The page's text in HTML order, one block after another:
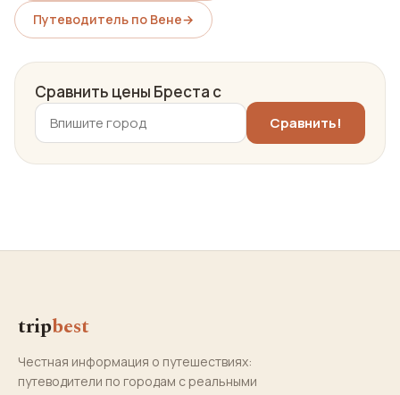
Путеводитель по Вене→
Сравнить цены Бреста с
tripbest
Честная информация о путешествиях:
путеводители по городам с реальными